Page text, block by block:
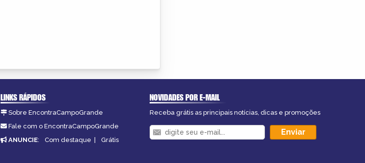
LINKS RÁPIDOS
Sobre EncontraCampoGrande
Fale com o EncontraCampoGrande
ANUNCIE: Com destaque | Grátis
NOVIDADES POR E-MAIL
Receba grátis as principais notícias, dicas e promoções